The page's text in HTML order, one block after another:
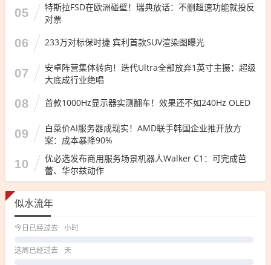
05
特斯拉FSD在欧洲碰壁！瑞典放话：不删超速功能就投反
对票
06 233万对标保时捷 宾利首款SUV渲染图曝光
07
安卓阵营集体转向！迭代Ultra全部放弃1英寸主摄：超级
大底成行业绝唱
08 首款1000Hz显示器实测翻车！效果还不如240Hz OLED
09
白菜价AI服务器成现实！AMD联手韩国企业推开放方
案：成本暴降90%
10
优必选发布商用服务场景机器人Walker C1：可完成芭
蕾、华尔兹动作
似水流年
今日已经过去 小时
这周已经过去 天